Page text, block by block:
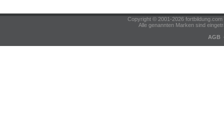
Copyright © 2001-2026
Alle genannten Marken sind
AGB